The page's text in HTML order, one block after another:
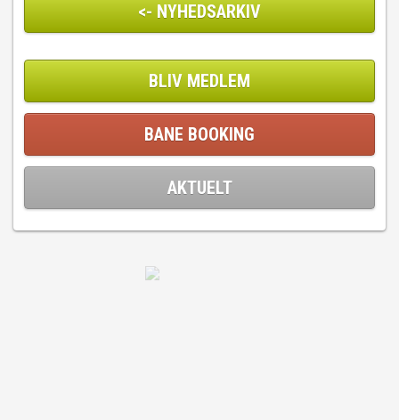
<- NYHEDSARKIV
BLIV MEDLEM
BANE BOOKING
AKTUELT